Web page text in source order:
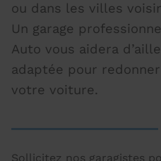
ou dans les villes
Un garage
Auto vous aidera
adaptée pour
votre voiture.
Sollicitez nos garagistes